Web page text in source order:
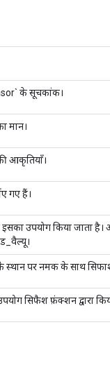
के सूचकांक।
मान।
आकृतियाँ।
गए हैं।
उपयोग किया जाता
स्थान पर नमक के साथ
सिफैश फ़ंक्शन द्वारा